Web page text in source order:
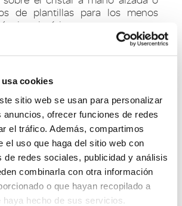
cookies
sitio web se usan para personalizar
anuncios, ofrecer funciones de redes
el tráfico. Además, compartimos
el uso que haga del sitio web con
de redes sociales, publicidad y análisis
combinarla con otra información
o que hayan recopilado a
hecho de sus servicios.
de plantillas para los menos
pictórica.
de la capa cromática, con el fin
en el horno o una capa de un
para cristal.
pasos para hacer de tu copa un
el pintado a mano:
la superficie de la copa.
el borde de la copa. Debe quedar
o barnices la zona que
con la boca.
mano alzada o ayudados de